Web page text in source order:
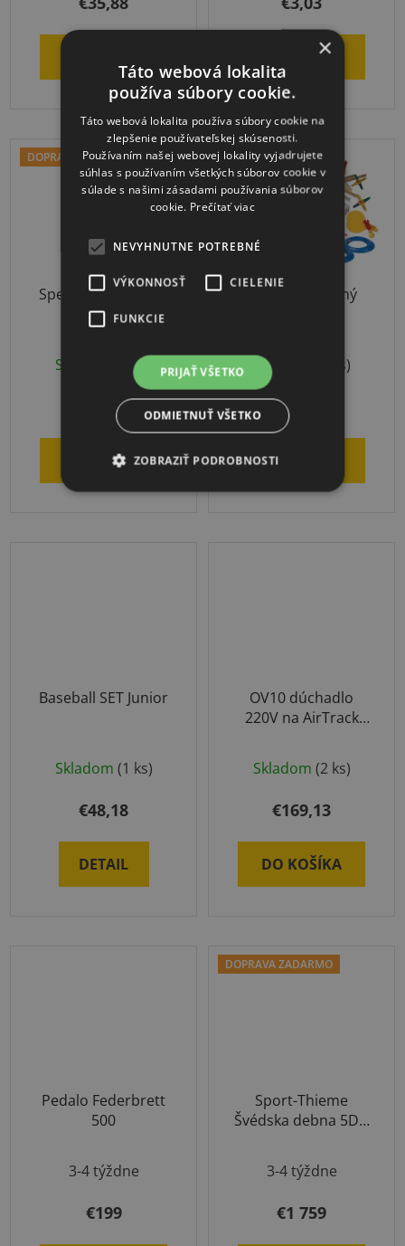
5
hviezdičiek.
DO KOŠÍKA
DOPRAVA ZADARMO
Spectrum trenažér
presnosti
Skladom (1 ks)
€268,99
DO KOŠÍKA
DOPRAVA ZADARMO
Relaxačný herný
Skladom (1 ks)
€513
DO KOŠÍKA
Baseball SET Junior
Skladom (1 ks)
€48,18
DETAIL
OV10 dúchadlo
220V na AirTrack
Skladom (2 ks)
€169,13
DO KOŠÍKA
Pedalo Federbrett
500
3-4 týždne
€199
DOPRAVA ZADARMO
Sport-Thieme
Švédska debna 5D s
3-4 týždne
€1 759
×
Táto webová lokalita
používa súbory cookie.
Táto webová lokalita používa súbory cookie na
zlepšenie používateľskej skúsenosti.
Používaním našej webovej lokality vyjadrujete
súhlas s používaním všetkých súborov cookie v
súlade s našimi zásadami používania súborov
cookie. Prečítať viac
NEVYHNUTNE POTREBNÉ
VÝKONNOSŤ CIELENIE
FUNKCIE
PRIJAŤ VŠETKO
ODMIETNUŤ VŠETKO
ZOBRAZIŤ PODROBNOSTI